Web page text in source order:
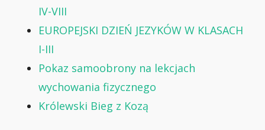
IV-VIII
EUROPEJSKI DZIEŃ JEZYKÓW W KLASACH
I-III
Pokaz samoobrony na lekcjach
wychowania fizycznego
Królewski Bieg z Kozą